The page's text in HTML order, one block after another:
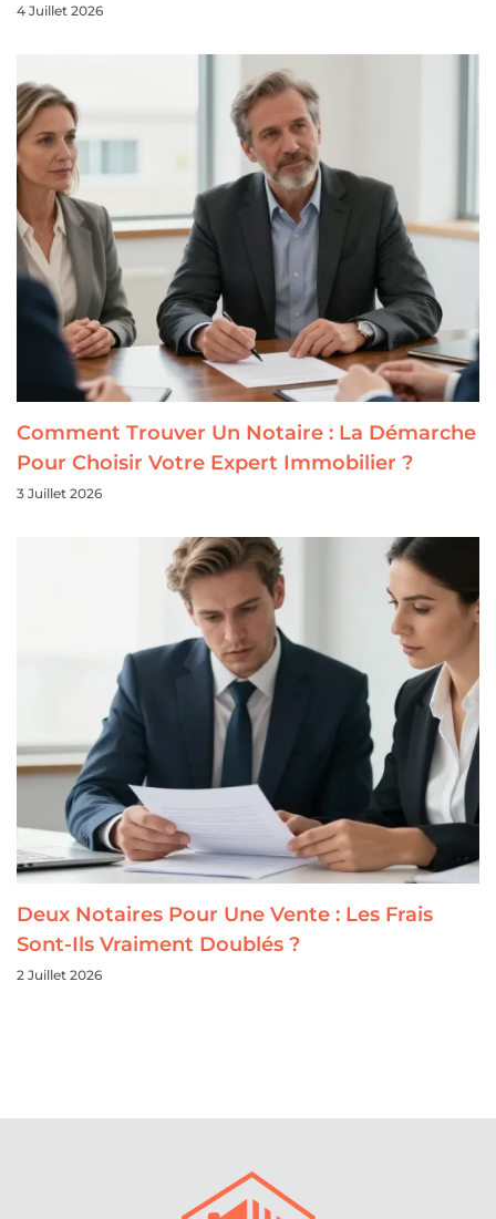
4 Juillet 2026
Comment Trouver Un Notaire : La Démarche
Pour Choisir Votre Expert Immobilier ?
3 Juillet 2026
Deux Notaires Pour Une Vente : Les Frais
Sont-Ils Vraiment Doublés ?
2 Juillet 2026